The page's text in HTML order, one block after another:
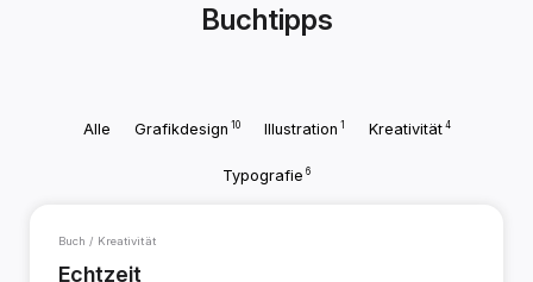
Buchtipps
Alle Grafikdesign 10 Illustration 1 Kreativität4
Typografie 6
Buch / Kreativität
Echtzeit